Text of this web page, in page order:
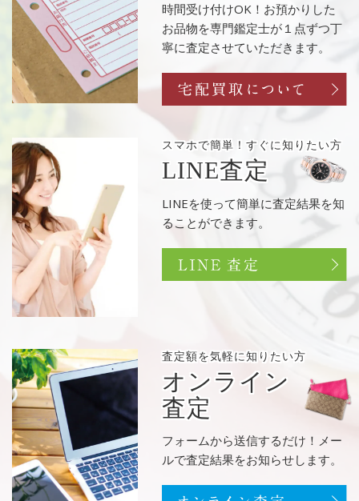
時間受け付けOK！お預かりした
お品物を専門鑑定士が１点ずつ丁
寧に査定させていただきます。
スマホで簡単！ すぐに知りたい方
LINE査定
LINEを使って簡単に査定結果を知
ることができます。
査定額を気軽に知りたい方
オンライン
査定
フォームから送信するだけ！メー
ルで査定結果をお知らせします。